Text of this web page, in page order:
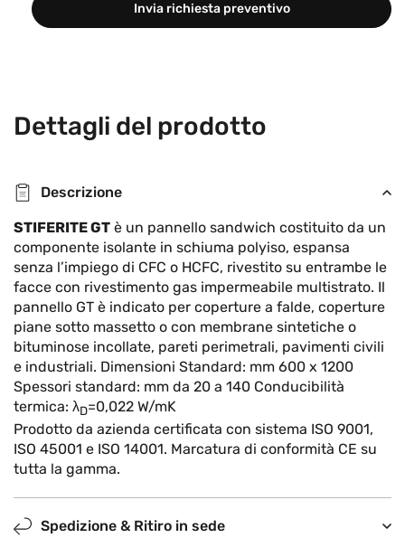
Invia richiesta preventivo
Dettagli del prodotto
Descrizione
STIFERITE GT è un pannello sandwich costituito da un
componente isolante in schiuma polyiso, espansa
senza l’impiego di CFC o HCFC, rivestito su entrambe le
facce con rivestimento gas impermeabile multistrato. Il
pannello GT è indicato per coperture a falde, coperture
piane sotto massetto o con membrane sintetiche o
bituminose incollate, pareti perimetrali, pavimenti civili
e industriali. Dimensioni Standard: mm 600 x 1200
Spessori standard: mm da 20 a 140 Conducibilità
termica: λD=0,022 W/mK
Prodotto da azienda certificata con sistema ISO 9001,
ISO 45001 e ISO 14001. Marcatura di conformità CE su
tutta la gamma.
Spedizione & Ritiro in sede